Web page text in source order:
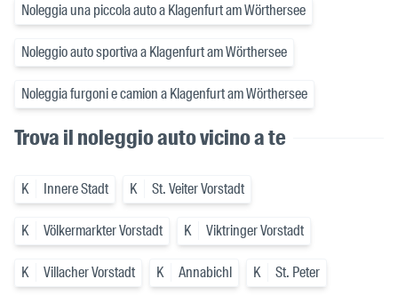
Noleggia una piccola auto a Klagenfurt am Wörthersee
Noleggio auto sportiva a Klagenfurt am Wörthersee
Noleggia furgoni e camion a Klagenfurt am Wörthersee
Trova il noleggio auto vicino a te
K Innere Stadt K St. Veiter Vorstadt
K Völkermarkter Vorstadt K Viktringer Vorstadt
K Villacher Vorstadt K Annabichl K St. Peter